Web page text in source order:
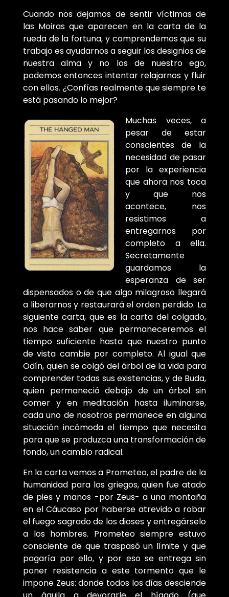
Cuando nos dejamos de sentir víctimas de
las Moiras que aparecen en la carta de la
rueda de la fortuna, y comprendemos que su
trabajo es ayudarnos a seguir los designios de
nuestra alma y no los de nuestro ego,
podemos entonces intentar relajarnos y fluir
con ellos. ¿Confías realmente que siempre te
está pasando lo mejor?
Muchas veces, a
pesar de estar
conscientes de la
necesidad de pasar
por la experiencia
que ahora nos toca
y que nos
acontece, nos
resistimos a
entregarnos por
completo a ella.
Secretamente
guardamos la
esperanza de ser
dispensados o de que algo milagroso llegará
a liberarnos y restaurará el orden perdido. La
siguiente carta, que es la carta del colgado,
nos hace saber que permaneceremos el
tiempo suficiente hasta que nuestro punto
de vista cambie por completo. Al igual que
Odín, quien se colgó del árbol de la vida para
comprender todas sus existencias, y de Buda,
quien permaneció debajo de un árbol sin
comer y en meditación hasta iluminarse,
cada uno de nosotros permanece en alguna
situación incómoda el tiempo que necesita
para que se produzca una transformación de
fondo, un cambio radical.
En la carta vemos a Prometeo, el padre de la
humanidad para los griegos, quien fue atado
de pies y manos -por Zeus- a una montaña
en el Cáucaso por haberse atrevido a robar
el fuego sagrado de los dioses y entregárselo
a los hombres. Prometeo siempre estuvo
consciente de que traspasó un límite y que
pagaría por ello, y por eso se entrega sin
poner resistencia a este tormento que le
impone Zeus: donde todos los días desciende